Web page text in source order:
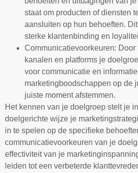
staat om producten of diensten
aansluiten op hun behoeften.
sterke klantenbinding en
Communicatievoorkeuren:
kanalen en platforms je
voor communicatie en
marketingboodschappen op de
juiste moment afstemmen.
Het kennen van je doelgroep stelt je
doelgerichte wijze je
in te spelen op de specifieke
communicatievoorkeuren van je
effectiviteit van je
leiden tot een verbeterde